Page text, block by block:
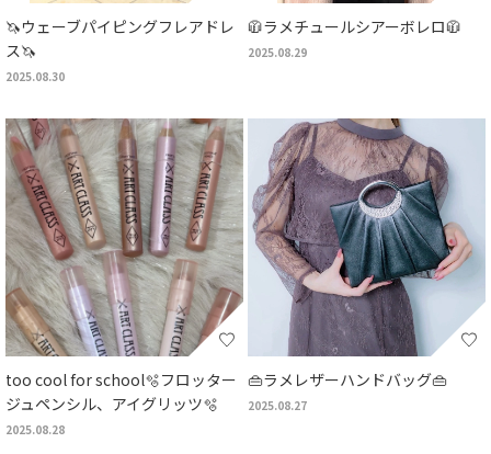
🦄ウェーブパイピングフレアドレ
ス🦄
2025.08.30
🧥ラメチュールシアーボレロ🧥
2025.08.29
too cool for school🫧フロッター
ジュペンシル、アイグリッツ🫧
2025.08.28
👜ラメレザーハンドバッグ👜
2025.08.27